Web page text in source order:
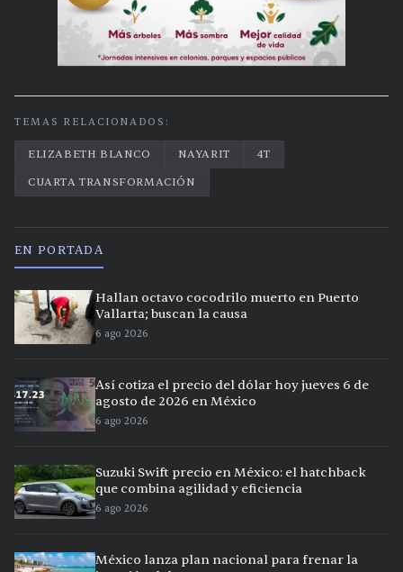
TEMAS RELACIONADOS:
ELIZABETH BLANCO NAYARIT
4T
CUARTA TRANSFORMACIÓN
EN PORTADA
Hallan octavo cocodrilo muerto en Puerto
Vallarta; buscan la causa
6 ago 2026
Así cotiza el precio del dólar hoy jueves 6 de
agosto de 2026 en México
6 ago 2026
Suzuki Swift precio en México: el hatchback
que combina agilidad y eficiencia
6 ago 2026
México lanza plan nacional para frenar la